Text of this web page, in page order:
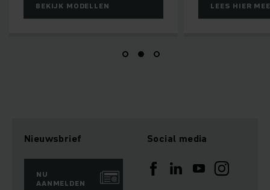
BEKIJK MODELLEN LEES HIER
Nieuwsbrief
NU
AANMELDEN
Social media